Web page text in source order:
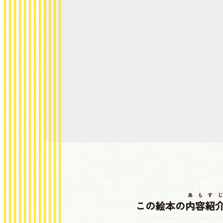
この絵本の内容紹
あらすじ